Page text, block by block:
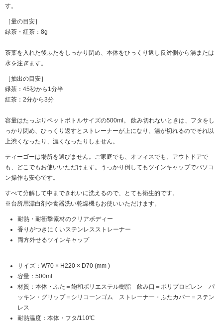
す。
［量の目安］
緑茶・紅茶：8g
茶葉を入れた後ふたをしっかり閉め、本体をひっくり返し反対側から湯または
水を注ぎます。
［抽出の目安］
緑茶：45秒から1分半
紅茶：2分から3分
容量はたっぷりペットボトルサイズの500ml。 飲み切れないときは、フタをし
っかり閉め、ひっくり返すとストレーナーが上になり、湯が切れるのでそれ以
上渋くなったり、濃くなったりしません。
ティーゴーは場所を選びません。ご家庭でも、オフィスでも、アウトドアで
も、どこでもお使いいただけます。うっかり倒してもツインキャップでパソコ
ン操作も安心です。
すべて分解して中まできれいに洗えるので、とても衛生的です。
※台所用漂白剤や食器洗い乾燥機もお使いいただけます。
耐熱・耐衝撃素材のクリアボディー
香りがつきにくいステンレスストレーナー
両方外せるツインキャップ
サイズ：W70 × H220 × D70 (mm )
容量：500ml
材質：本体・ふた＝飽和ポリエステル樹脂 飲み口＝ポリプロピレン パ
ッキン・グリップ＝シリコーンゴム ストレーナー・ふたカバー＝ステン
レス
耐熱温度：本体・フタ/110℃